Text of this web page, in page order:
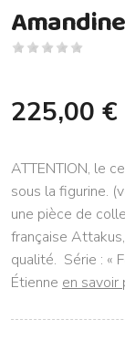
225,00 €
ATTENTION, le
sous la figurine.
une pièce de
française
qualité. Série : «
Étienne en savoir